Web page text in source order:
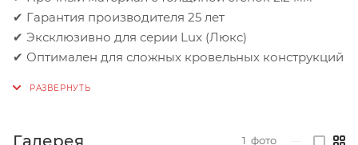
✔ Гарантия производителя 25 лет
✔ Эксклюзивно для серии Lux (Люкс)
✔ Оптимален для сложных кровельных конструкций
Галерея 1 фото